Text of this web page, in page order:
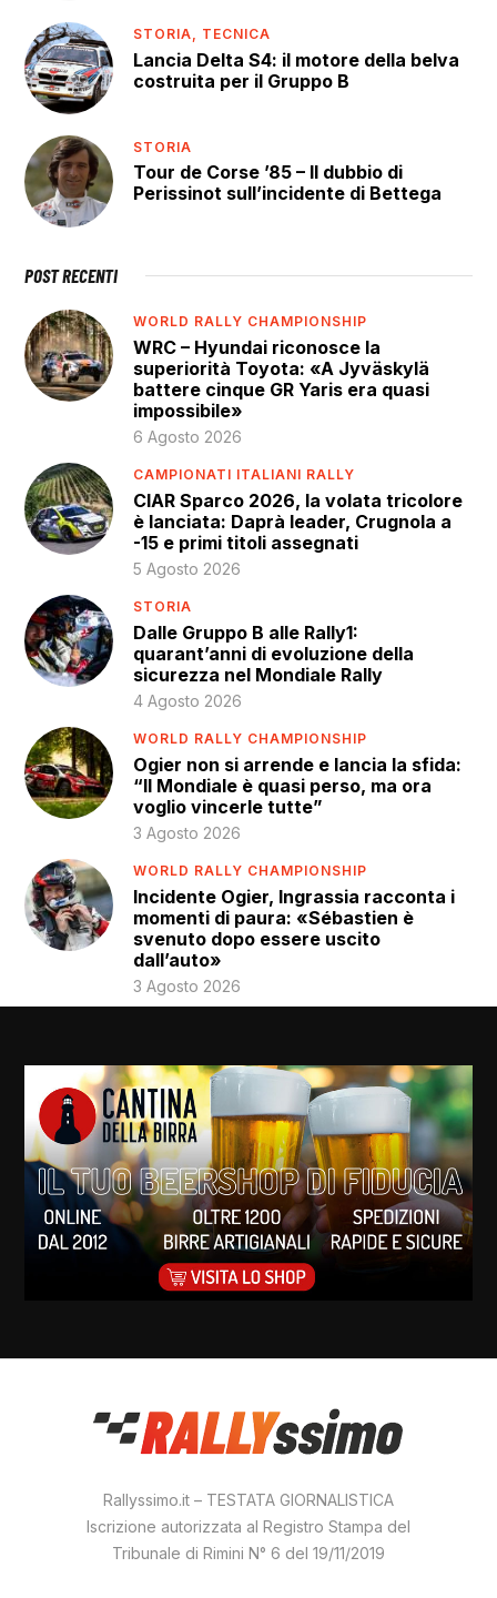
STORIA, TECNICA
Lancia Delta S4: il motore della belva
costruita per il Gruppo B
STORIA
Tour de Corse ’85 – Il dubbio di
Perissinot sull’incidente di Bettega
POST RECENTI
WORLD RALLY CHAMPIONSHIP
WRC – Hyundai riconosce la
superiorità Toyota: «A Jyväskylä
battere cinque GR Yaris era quasi
impossibile»
6 Agosto 2026
CAMPIONATI ITALIANI RALLY
CIAR Sparco 2026, la volata tricolore
è lanciata: Daprà leader, Crugnola a
-15 e primi titoli assegnati
5 Agosto 2026
STORIA
Dalle Gruppo B alle Rally1:
quarant’anni di evoluzione della
sicurezza nel Mondiale Rally
4 Agosto 2026
WORLD RALLY CHAMPIONSHIP
Ogier non si arrende e lancia la sfida:
“Il Mondiale è quasi perso, ma ora
voglio vincerle tutte”
3 Agosto 2026
WORLD RALLY CHAMPIONSHIP
Incidente Ogier, Ingrassia racconta i
momenti di paura: «Sébastien è
svenuto dopo essere uscito
dall’auto»
3 Agosto 2026
Rallyssimo.it – TESTATA GIORNALISTICA
Iscrizione autorizzata al Registro Stampa del
Tribunale di Rimini N° 6 del 19/11/2019